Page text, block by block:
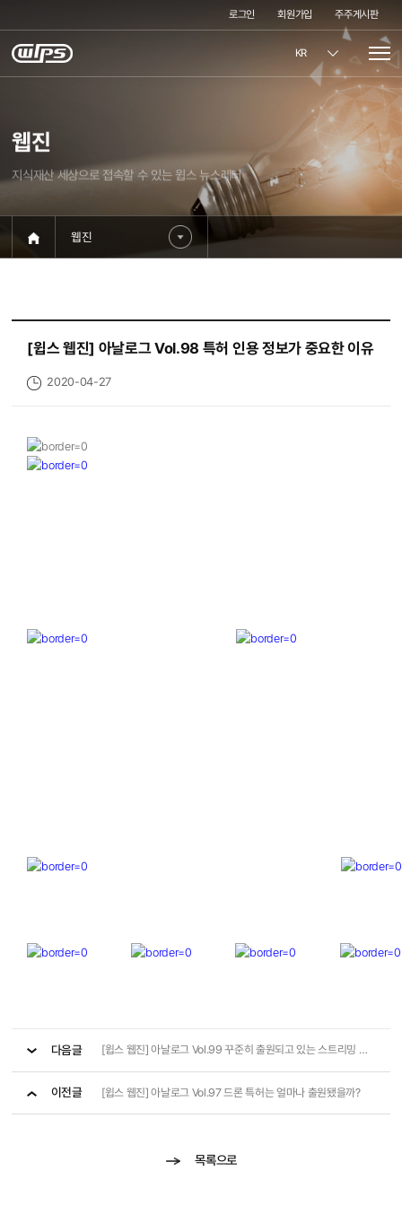
로그인 회원가입 주주게시판
KR
웹진
지식재산 세상으로 접속할 수 있는 윕스 뉴스레터
웹진
[윕스 웹진] 아날로그 Vol.98 특허 인용 정보가 중요한 이유
2020-04-27
다음글 [윕스 웹진] 아날로그 Vol.99 꾸준히 출원되고 있는 스트리밍 기술 특허
이전글 [윕스 웹진] 아날로그 Vol.97 드론 특허는 얼마나 출원됐을까?
목록으로